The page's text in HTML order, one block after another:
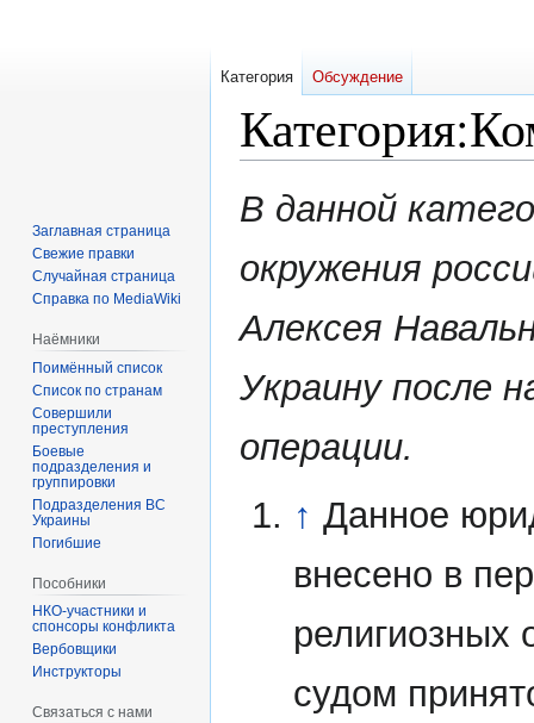
Категория:
Перейти
к
Перейти
кВ данной
окружения
Алексея
Украину после
операции.
↑ Данное
внесено в
религиозных
судом
Категория Обсуждение
Заглавная страница
Свежие правки
Случайная страница
Справка по MediaWiki
Наёмники
Поимённый список
Список по странам
Совершили
преступления
Боевые
подразделения и
группировки
Подразделения ВС
Украины
Погибшие
Пособники
спонсоры конфликта
‏‎Вербовщики
Инструкторы
Связаться с нами